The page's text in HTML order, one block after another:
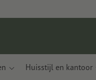
Huisstijl en kantoor